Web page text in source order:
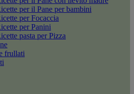
per il Pane per bambini
per Focaccia
per Panini
pasta per Pizza
frullati